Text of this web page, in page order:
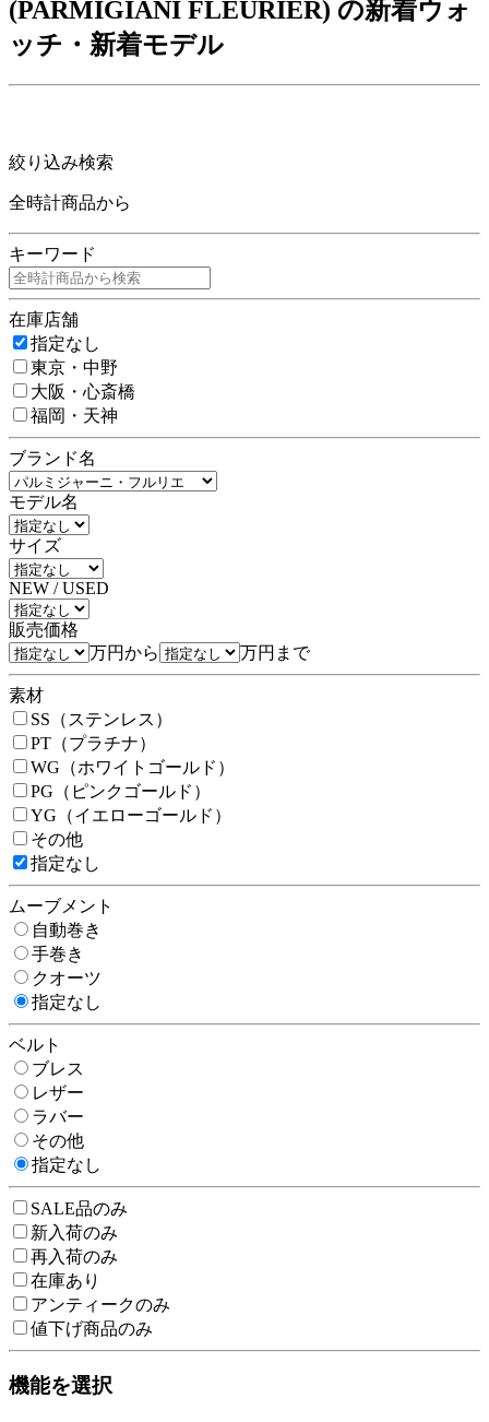
(PARMIGIANI FLEURIER) の新着ウォ
ッチ・新着モデル
絞り込み検索
全時計商品から
キーワード
在庫店舗
指定なし
東京・中野
大阪・心斎橋
福岡・天神
ブランド名
モデル名
サイズ
NEW / USED
販売価格
万円から
万円まで
素材
SS（ステンレス）
PT（プラチナ）
WG（ホワイトゴールド）
PG（ピンクゴールド）
YG（イエローゴールド）
その他
指定なし
ムーブメント
自動巻き
手巻き
クオーツ
指定なし
ベルト
ブレス
レザー
ラバー
その他
指定なし
SALE品のみ
新入荷のみ
再入荷のみ
在庫あり
アンティークのみ
値下げ商品のみ
機能を選択